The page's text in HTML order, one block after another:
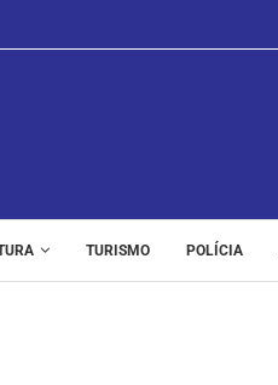
TURISMO POLÍCIA